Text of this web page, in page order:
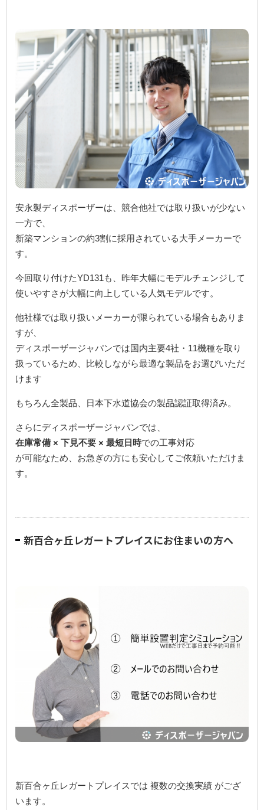
安永製ディスポーザーは、競合他社では取り扱いが少ない
一方で、
新築マンションの約3割に採用されている大手メーカーで
す。
今回取り付けたYD131も、昨年大幅にモデルチェンジして
使いやすさが大幅に向上している人気モデルです。
他社様では取り扱いメーカーが限られている場合もありま
すが、
ディスポーザージャパンでは国内主要4社・11機種を取り
扱っているため、比較しながら最適な製品をお選びいただ
けます
もちろん全製品、日本下水道協会の製品認証取得済み。
さらにディスポーザージャパンでは、
在庫常備 × 下見不要 × 最短日時での工事対応
が可能なため、お急ぎの方にも安心してご依頼いただけま
す。
新百合ヶ丘レガートプレイスにお住まいの方へ
新百合ヶ丘レガートプレイスでは 複数の交換実績 がござ
います。